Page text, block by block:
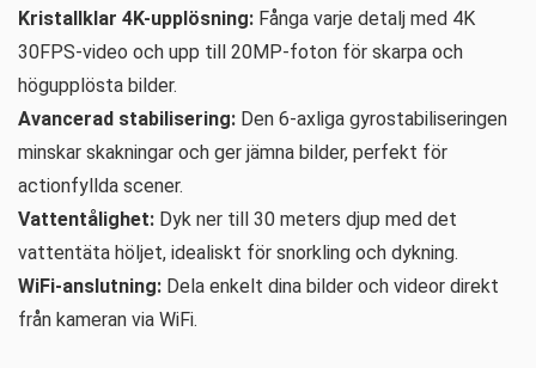
Kristallklar 4K-upplösning: Fånga varje detalj med 4K
30FPS-video och upp till 20MP-foton för skarpa och
högupplösta bilder.
Avancerad stabilisering: Den 6-axliga gyrostabiliseringen
minskar skakningar och ger jämna bilder, perfekt för
actionfyllda scener.
Vattentålighet: Dyk ner till 30 meters djup med det
vattentäta höljet, idealiskt för snorkling och dykning.
WiFi-anslutning: Dela enkelt dina bilder och videor direkt
från kameran via WiFi.